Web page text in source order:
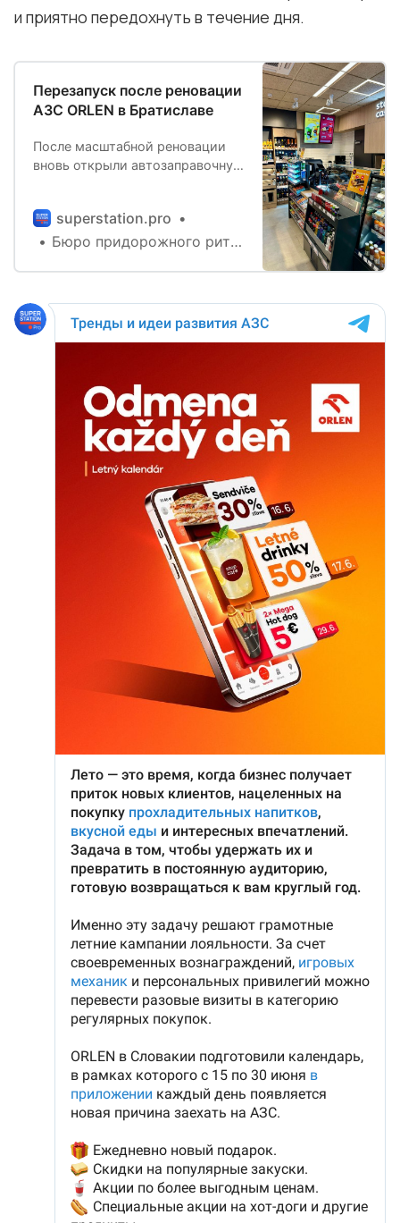
и приятно передохнуть в течение дня.
Перезапуск после реновации
АЗС ORLEN в Братиславе
После масштабной реновации
вновь открыли автозаправочную
современную, комфортную и
готовую подарить клиентам ещё
торговую площадь и
ассортимент, увеличили
холодильную зону для напитков
и полностью обновили интерьер:
полы, потолки,
кондиционирование и
superstation.pro
Бюро придорожного ритейла